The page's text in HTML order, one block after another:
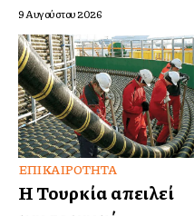
9 Αυγούστου 2026
ΕΠΙΚΑΙΡΌΤΗΤΑ
Η Τουρκία απειλεί